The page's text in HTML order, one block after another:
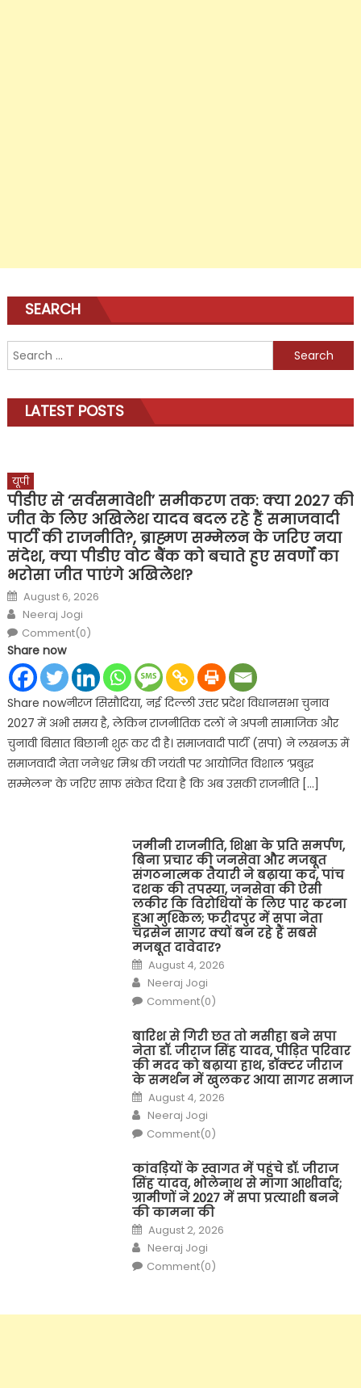
SEARCH
Search
for:
LATEST POSTS
यूपी
पीडीए से ‘सर्वसमावेशी’ समीकरण तक: क्या 2027 की
जीत के लिए अखिलेश यादव बदल रहे हैं समाजवादी
पार्टी की राजनीति?, ब्राह्मण सम्मेलन के जरिए नया
संदेश, क्या पीडीए वोट बैंक को बचाते हुए सवर्णों का
भरोसा जीत पाएंगे अखिलेश?
Posted
on
August 6, 2026
Author
Neeraj Jogi
Comment(0)
Share now
Share nowनीरज सिसौदिया, नई दिल्ली उत्तर प्रदेश विधानसभा चुनाव
2027 में अभी समय है, लेकिन राजनीतिक दलों ने अपनी सामाजिक और
चुनावी बिसात बिछानी शुरू कर दी है। समाजवादी पार्टी (सपा) ने लखनऊ में
समाजवादी नेता जनेश्वर मिश्र की जयंती पर आयोजित विशाल ‘प्रबुद्ध
सम्मेलन’ के जरिए साफ संकेत दिया है कि अब उसकी राजनीति […]
जमीनी राजनीति, शिक्षा के प्रति समर्पण,
बिना प्रचार की जनसेवा और मजबूत
संगठनात्मक तैयारी ने बढ़ाया कद, पांच
दशक की तपस्या, जनसेवा की ऐसी
लकीर कि विरोधियों के लिए पार करना
हुआ मुश्किल; फरीदपुर में सपा नेता
चंद्रसेन सागर क्यों बन रहे हैं सबसे
मजबूत दावेदार?
Posted
on
August 4, 2026
Author
Neeraj Jogi
Comment(0)
बारिश से गिरी छत तो मसीहा बने सपा
नेता डॉ. जीराज सिंह यादव, पीड़ित परिवार
की मदद को बढ़ाया हाथ, डॉक्टर जीराज
के समर्थन में खुलकर आया सागर समाज
Posted
on
August 4, 2026
Author
Neeraj Jogi
Comment(0)
कांवड़ियों के स्वागत में पहुंचे डॉ. जीराज
सिंह यादव, भोलेनाथ से मांगा आशीर्वाद;
ग्रामीणों ने 2027 में सपा प्रत्याशी बनने
की कामना की
Posted
on
August 2, 2026
Author
Neeraj Jogi
Comment(0)